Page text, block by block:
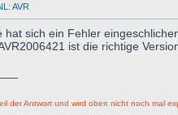
AVR
hat sich ein Fehler
ist die richtige
der Antwort und wird oben nicht noch mal